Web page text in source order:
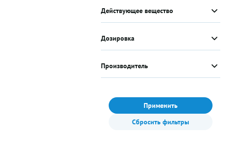
Действующее вещество
Дозировка
Производитель
Применить
Сбросить фильтры